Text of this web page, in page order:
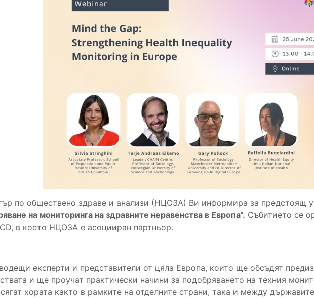
по обществено здраве и анализи (НЦОЗА) Ви информира за предстоящ
на мониторинга на здравните неравенства в Европа“. Събитието се
в което НЦОЗА е асоцииран партньор.
експерти и представители от цяла Европа, които ще обсъдят
и ще проучат практически начини за подобряването на техния
хората както в рамките на отделните страни, така и между